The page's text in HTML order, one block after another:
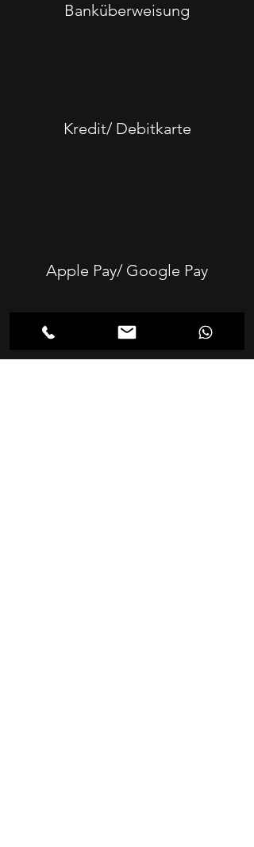
Banküberweisung
Kredit/ Debitkarte
Apple Pay/ Google Pay